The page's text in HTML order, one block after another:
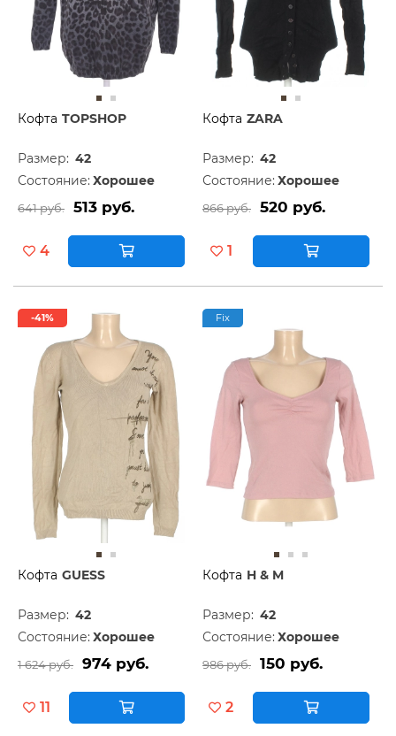
Кофта TOPSHOP
Размер: 42
Состояние: Хорошее
641 руб. 513 руб.
4
Кофта ZARA
Размер: 42
Состояние: Хорошее
866 руб. 520 руб.
1
-41%
Кофта GUESS
Размер: 42
Состояние: Хорошее
1 624 руб. 974 руб.
11
Fix
Кофта H & M
Размер: 42
Состояние: Хорошее
986 руб. 150 руб.
2